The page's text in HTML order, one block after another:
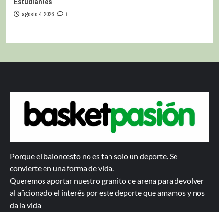
agosto 4, 2026 1
Porque el baloncesto no es tan solo un deporte. Se
convierte en una forma de vida.
Queremos aportar nuestro granito de arena para devolver
al aficionado el interés por este deporte que amamos y nos
da la vida